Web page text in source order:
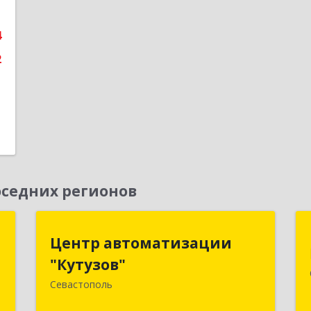
регионов
Центр автоматизации
"Кутузов"
Севастополь
"Кутузов"
299011, Севастополь г, Генерала